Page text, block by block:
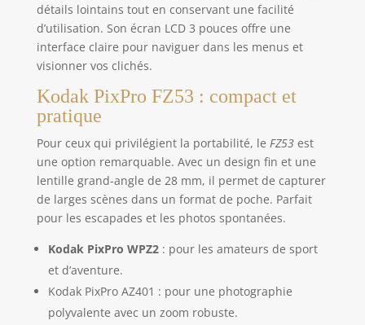
détails lointains tout en conservant une facilité
d’utilisation. Son écran LCD 3 pouces offre une
interface claire pour naviguer dans les menus et
visionner vos clichés.
Kodak PixPro FZ53 : compact et
pratique
Pour ceux qui privilégient la portabilité, le FZ53est
une option remarquable. Avec un design fin et une
lentille grand-angle de 28 mm, il permet de capturer
de larges scènes dans un format de poche. Parfait
pour les escapades et les photos spontanées.
Kodak PixPro WPZ2: pour les amateurs de sport
et d’aventure.
Kodak PixPro AZ401 : pour une photographie
polyvalente avec un zoom robuste.